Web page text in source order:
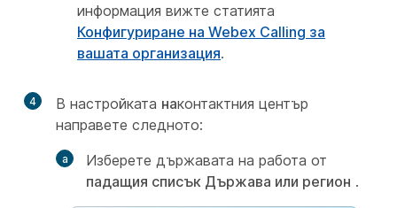
информация вижте статията
Конфигуриране на Webex Calling за
вашата организация.
4 В настройката наконтактния център
направете следното:
Изберете държавата на работа от
падащия списък Държава или регион .